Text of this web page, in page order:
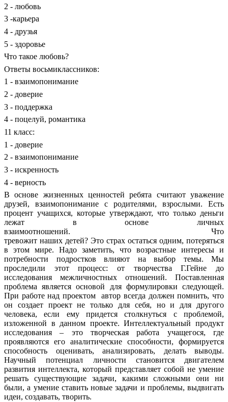
2 - любовь
3 -карьера
4 - друзья
5 - здоровье
Что такое любовь?
Ответы восьмиклассников:
1 - взаимопонимание
2 - доверие
3 - поддержка
4 - поцелуй, романтика
11 класс:
1 - доверие
2 - взаимопонимание
3 - искренность
4 - верность
В основе жизненных ценностей ребята считают уважение
друзей, взаимопонимание с родителями, взрослыми. Есть
процент учащихся, которые утверждают, что только деньги
лежат в основе личных
взаимоотношений. Что
тревожит наших детей? Это страх остаться одним, потеряться
в этом мире. Надо заметить, что возрастные интересы и
потребности подростков влияют на выбор темы. Мы
проследили этот процесс: от творчества Г.Гейне до
исследования межличностных отношений. Поставленная
проблема является основой для формулировки следующей.
При работе над проектом автор всегда должен помнить, что
он создает проект не только для себя, но и для другого
человека, если ему придется столкнуться с проблемой,
изложенной в данном проекте. Интеллектуальный продукт
исследования – это творческая работа учащегося, где
проявляются его аналитические способности, формируется
способность оценивать, анализировать, делать выводы.
Научный потенциал личности становится двигателем
развития интеллекта, который представляет собой не умение
решать существующие задачи, какими сложными они ни
были, а умение ставить новые задачи и проблемы, выдвигать
идеи, создавать, творить.